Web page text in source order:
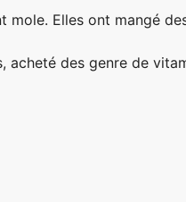
Elles ont mangé
acheté des genre de